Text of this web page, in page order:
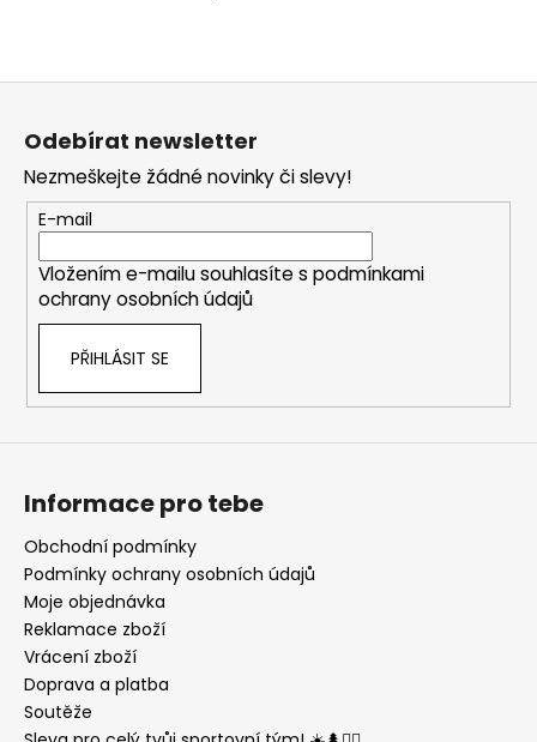
á
í
p
r
v
k
s
Odebírat newsletter
Nezmeškejte žádné novinky či slevy!
E-mail
Vložením e-mailu souhlasíte s podmínkami
ochrany osobních údajů
PŘIHLÁSIT SE
Informace pro tebe
Obchodní podmínky
Podmínky ochrany osobních údajů
Moje objednávka
Reklamace zboží
Vrácení zboží
Doprava a platba
Soutěže